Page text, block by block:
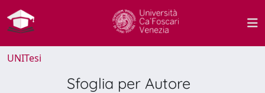
UNITesi
Sfoglia per Autore